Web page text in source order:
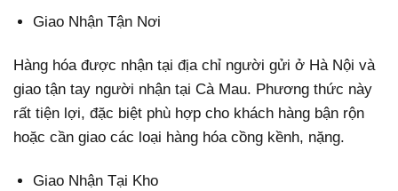
Giao Nhận Tận Nơi
Hàng hóa được nhận tại địa chỉ người gửi ở Hà Nội và
giao tận tay người nhận tại Cà Mau. Phương thức này
rất tiện lợi, đặc biệt phù hợp cho khách hàng bận rộn
hoặc cần giao các loại hàng hóa cồng kềnh, nặng.
Giao Nhận Tại Kho